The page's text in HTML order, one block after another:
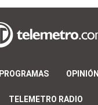
PROGRAMAS OPINIÓN
TELEMETRO RADIO